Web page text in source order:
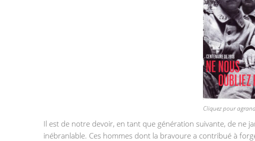
Cliquez pour
Il est de notre devoir, en tant que génération suivante, de ne
inébranlable. Ces hommes dont la bravoure a contribué à